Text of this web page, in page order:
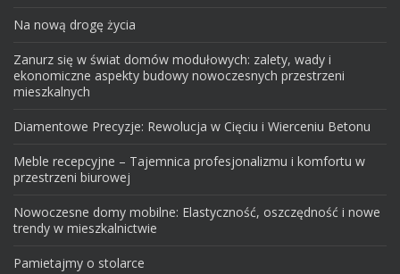
Na nową drogę życia
Zanurz się w świat domów modułowych: zalety, wady i
ekonomiczne aspekty budowy nowoczesnych przestrzeni
mieszkalnych
Diamentowe Precyzje: Rewolucja w Cięciu i Wierceniu Betonu
Meble recepcyjne – Tajemnica profesjonalizmu i komfortu w
przestrzeni biurowej
Nowoczesne domy mobilne: Elastyczność, oszczędność i nowe
trendy w mieszkalnictwie
Pamietajmy o stolarce